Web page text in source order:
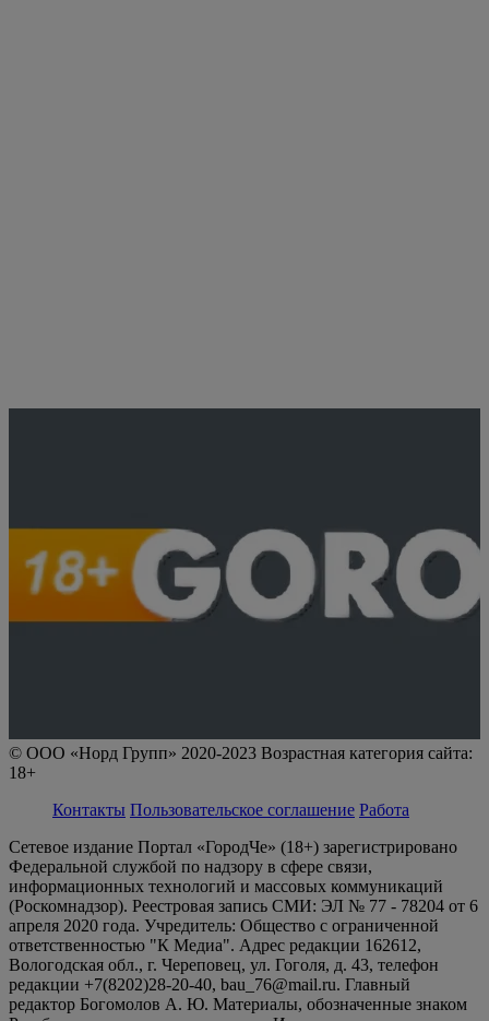
© ООО «Норд Групп» 2020-2023 Возрастная категория сайта:
18+
Контакты Пользовательское соглашение Работа
Сетевое издание Портал «ГородЧе» (18+) зарегистрировано
Федеральной службой по надзору в сфере связи,
информационных технологий и массовых коммуникаций
(Роскомнадзор). Реестровая запись СМИ: ЭЛ № 77 - 78204 от 6
апреля 2020 года. Учредитель: Общество с ограниченной
ответственностью "К Медиа". Адрес редакции 162612,
Вологодская обл., г. Череповец, ул. Гоголя, д. 43, телефон
редакции +7(8202)28-20-40, bau_76@mail.ru. Главный
редактор Богомолов А. Ю. Материалы, обозначенные знаком